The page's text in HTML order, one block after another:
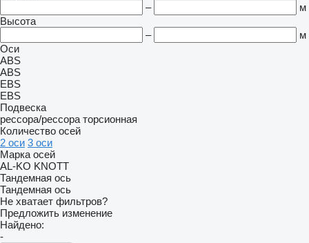
–
м
Высота
–
м
Оси
ABS
ABS
EBS
EBS
Подвеска
рессора/рессора торсионная
Количество осей
2 оси 3 оси
Марка осей
AL-KO KNOTT
Тандемная ось
Тандемная ось
Не хватает фильтров?
Предложить изменение
Найдено:
-